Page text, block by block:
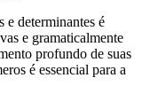
e determinantes é
e gramaticalmente
profundo de suas
é essencial para a